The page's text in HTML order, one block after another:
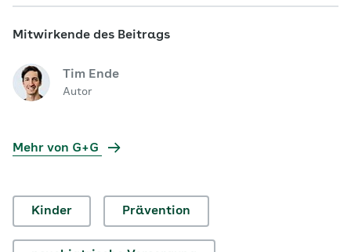
Mitwirkende des Beitrags
Tim Ende
Autor
Mehr von G+G
Kinder Prävention